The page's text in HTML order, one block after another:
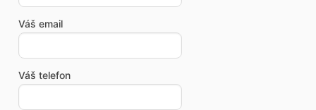
Váš email
Váš telefon